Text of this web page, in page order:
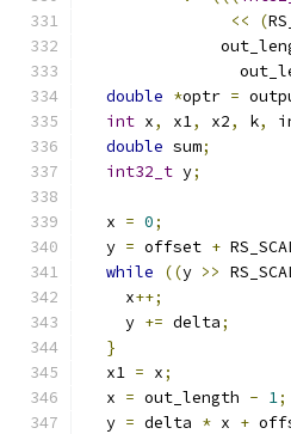
<<
(
double *optr =
int x, x1, x2, k,
double sum;
int32_t y;
  x
= 0;
  y
= offset +
while
((y >>
    x
++;
    y
+= delta;
}
  x1
= x;
  x
= out_length - 1;
  y
= delta * x +